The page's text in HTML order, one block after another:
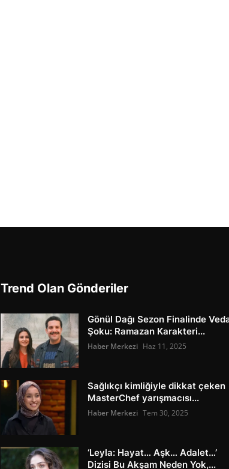
Trend Olan Gönderiler
Gönül Dağı Sezon Finalinde
Şoku: Ramazan Karakteri...
Haber Merkezi Haz 11, 2025
Sağlıkçı kimliğiyle dikkat çeken
MasterChef yarışmacısı...
Haber Merkezi Tem 30, 2025
‘Leyla: Hayat… Aşk… Adalet…’
Dizisi Bu Akşam Neden Yok,...